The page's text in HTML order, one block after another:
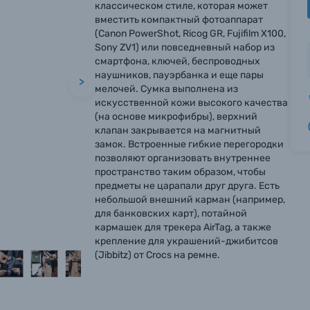
вопросы?
вопросы?
>
классическом стиле, которая может
вместить компактный фотоаппарат
(Canon PowerShot, Ricog GR, Fujifilm X100,
Sony ZV1) или повседневный набор из
смартфона, ключей, беспроводных
наушников, пауэрбанка и еще пары
мелочей. Сумка выполнена из
искусственной кожи высокого качества
(на основе микрофибры), верхний
клапан закрывается на магнитный
замок. Встроенные гибкие перегородки
позволяют организовать внутреннее
пространство таким образом, чтобы
предметы не царапали друг друга. Есть
небольшой внешний карман (например,
для банковских карт), потайной
кармашек для трекера AirTag, а также
крепление для украшений-джибитсов
(Jibbitz) от Crocs на ремне.
вопросы?